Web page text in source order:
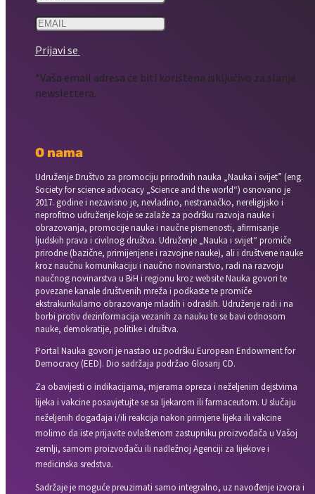
Prijavi se
*Vaša email adresa će biti korištena isključivo za slanje
newslettera.
O nama
Udruženje Društvo za promociju prirodnih nauka „Nauka i svijet” (eng.
Society for science advocacy „Science and the world“) osnovano je
2017. godine i nezavisno je, nevladino, nestranačko, nereligijsko i
neprofitno udruženje koje se zalaže za podršku razvoja nauke i
obrazovanja, promocije nauke i naučne pismenosti, afirmisanje
ljudskih prava i civilnog društva. Udruženje „Nauka i svijet“ promiče
prirodne (bazične, primijenjene i razvojne nauke), ali i društvene nauke
kroz naučnu komunikaciju i naučno novinarstvo, radi na razvoju
naučnog novinarstva u BiH i regionu kroz website Nauka govori te
povezane kanale društvenih mreža i podkaste te promiče
ekstrakurikularno obrazovanje mladih i odraslih. Udruženje radi i na
borbi protiv dezinformacija vezanih za nauku te se bavi odnosom
nauke, demokratije, politike i društva.
Portal Nauka govori je nastao uz podršku European Endowment for
Democracy (EED). Dio sadržaja podržao Glosarij CD.
Za obavijesti o indikacijama, mjerama opreza i neželjenim dejstvima
lijeka i vakcine posavjetujte se sa ljekarom ili farmaceutom. U slučaju
neželjenih događaja i/ili reakcija nakon primjene lijeka ili vakcine
molimo da iste prijavite ovlaštenom zastupniku proizvođača u Vašoj
zemlji, samom proizvođaču ili nadležnoj Agenciji za lijekove i
medicinska sredstva.
Sadržaje je moguće preuzimati samo integralno, uz navođenje izvora i